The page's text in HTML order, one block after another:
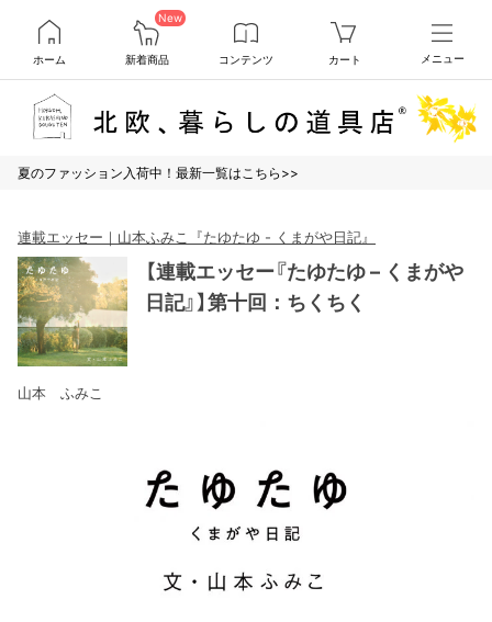
ホーム
New
新着商品 コンテンツ カート メニュー
夏のファッション入荷中！最新一覧はこちら>>
連載エッセー｜山本ふみこ『たゆたゆ - くまがや日記』
【連載エッセー『たゆたゆ – くまがや
日記』】第十回：ちくちく
山本 ふみこ